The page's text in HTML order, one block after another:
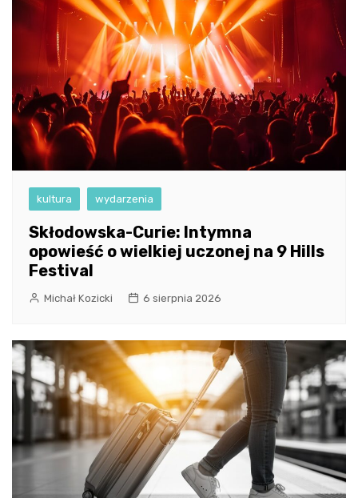
kultura wydarzenia
Skłodowska-Curie: Intymna
opowieść o wielkiej uczonej na 9 Hills
Festival
Michał Kozicki 6 sierpnia 2026